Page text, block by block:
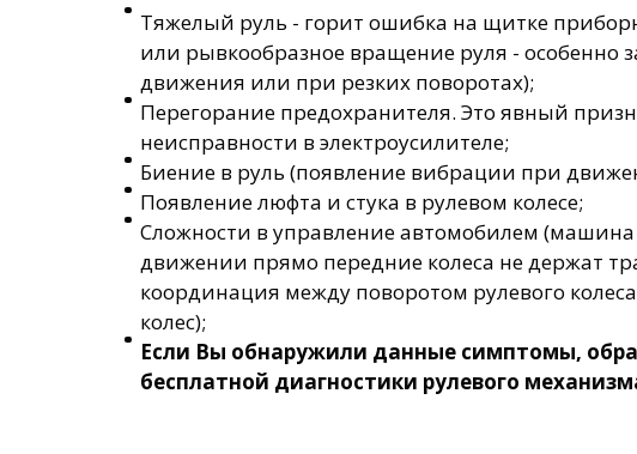
Тяжелый руль - горит ошибка на щитке
или рывкообразное вращение руля - особенно
движения или при резких поворотах);
Перегорание предохранителя. Это явный
неисправности в электроусилителе;
Биение в руль (появление вибрации при
Появление люфта и стука в рулевом колесе;
Сложности в управление автомобилем (машина
движении прямо передние колеса не держат
координация между поворотом рулевого
колес);
Если Вы обнаружили данные симптомы,
бесплатной диагностики рулевого